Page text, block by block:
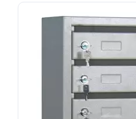
График платежей